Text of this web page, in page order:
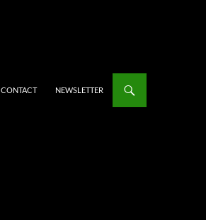
CONTACT NEWSLETTER